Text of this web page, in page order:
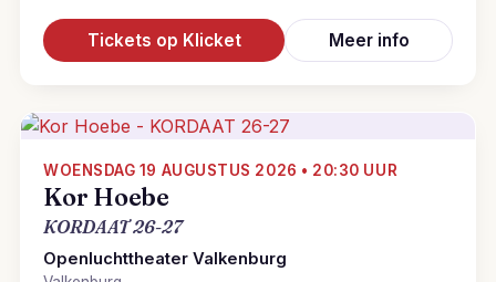
Tickets op Klicket Meer info
WOENSDAG 19 AUGUSTUS 2026 • 20:30 UUR
Kor Hoebe
KORDAAT 26-27
Openluchttheater Valkenburg